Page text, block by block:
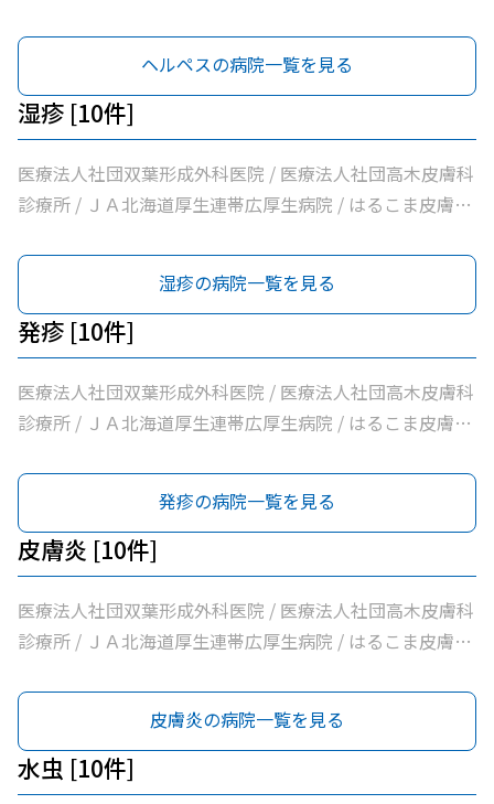
病院機構帯広病院 / 帯広記念病院 / 医療法人社団大正クリ
帯広南の森クリニック / おがわ循環器内科クリニック / 医
療法人社団満岡内科循環器クリニック / ２０条小児科内科
クリニック / 医療法人社団博仁会大江病院 / 公益財団法人
北海道医療団ながい内科医院 / あいた内科循環器クリニッ
ク / いとう内科クリニック / 横手内科クリニック / とかち
消化器内視鏡クリニック / 社会医療法人博愛会開西病院 /
病院機構帯広病院 / 帯広記念病院 / 医療法人社団大正クリ
た整形外科クリニック / 社会医療法人刀圭会協立病院 / 社
会医療法人北斗北斗クリニック / 医療法人社団あんどう皮
膚科 / 医療法人社団緑葉会グリーン皮膚科クリニック
ヘルペスの病院一覧を見る
湿疹 [10件]
医療法人社団双葉形成外科医院 / 医療法人社団高木皮膚科
診療所 / ＪＡ北海道厚生連帯広厚生病院 / はるこま皮膚科
た整形外科クリニック / 社会医療法人刀圭会協立病院 / 社
会医療法人北斗北斗クリニック / 医療法人社団あんどう皮
膚科 / 医療法人社団緑葉会グリーン皮膚科クリニック
湿疹の病院一覧を見る
発疹 [10件]
医療法人社団双葉形成外科医院 / 医療法人社団高木皮膚科
診療所 / ＪＡ北海道厚生連帯広厚生病院 / はるこま皮膚科
た整形外科クリニック / 社会医療法人刀圭会協立病院 / 社
会医療法人北斗北斗クリニック / 医療法人社団あんどう皮
膚科 / 医療法人社団緑葉会グリーン皮膚科クリニック
発疹の病院一覧を見る
皮膚炎 [10件]
医療法人社団双葉形成外科医院 / 医療法人社団高木皮膚科
診療所 / ＪＡ北海道厚生連帯広厚生病院 / はるこま皮膚科
た整形外科クリニック / 社会医療法人刀圭会協立病院 / 社
会医療法人北斗北斗クリニック / 医療法人社団あんどう皮
膚科 / 医療法人社団緑葉会グリーン皮膚科クリニック
皮膚炎の病院一覧を見る
水虫 [10件]